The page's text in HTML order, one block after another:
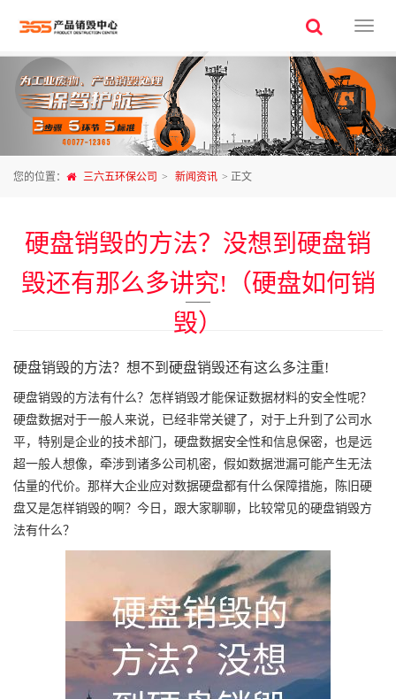
三
五
环
保
公
您的位置： 三六五环保公司 > 新闻资讯 > 正文
硬盘销毁的方法？没想到硬盘销
毁还有那么多讲究!（硬盘如何销
毁）
——
硬盘销毁的方法？想不到硬盘销毁还有这么多注重!
硬盘销毁的方法有什么？怎样销毁才能保证数据材料的安全性呢？
硬盘数据对于一般人来说，已经非常关键了，对于上升到了公司水
平，特别是企业的技术部门，硬盘数据安全性和信息保密，也是远
超一般人想像，牵涉到诸多公司机密，假如数据泄漏可能产生无法
估量的代价。那样大企业应对数据硬盘都有什么保障措施，陈旧硬
盘又是怎样销毁的啊？今日，跟大家聊聊，比较常见的硬盘销毁方
法有什么？